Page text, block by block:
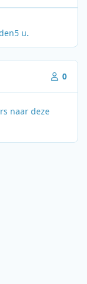
5 u.
0
naar deze